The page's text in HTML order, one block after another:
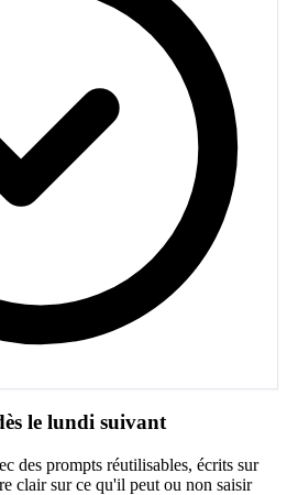
le lundi suivant
des prompts réutilisables, écrits sur
clair sur ce qu'il peut ou non saisir